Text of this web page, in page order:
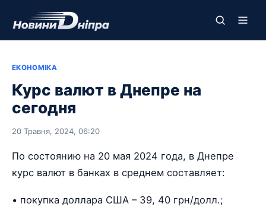
ЕКОНОМІКА
Курс валют в Днепре на
сегодня
20 Травня, 2024, 06:20
По состоянию на 20 мая 2024 года, в Днепре
курс валют в банках в среднем составляет:
• покупка доллара США – 39, 40 грн/долл.;